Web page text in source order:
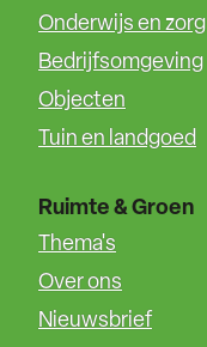
Onderwijs en zorg
Bedrijfsomgeving
Objecten
Tuin en landgoed
Ruimte & Groen
Thema's
Over ons
Nieuwsbrief